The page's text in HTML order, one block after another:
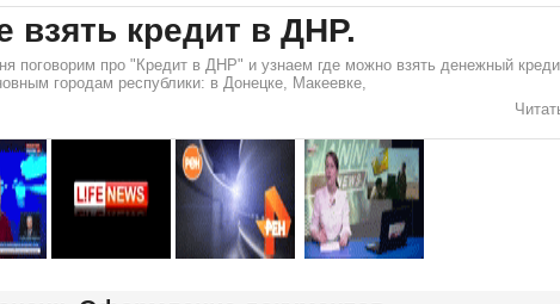
взять кредит в ДНР.
поговорим про "Кредит в ДНР" и узнаем где можно взять денежный
городам республики: в Донецке, Макеевке,